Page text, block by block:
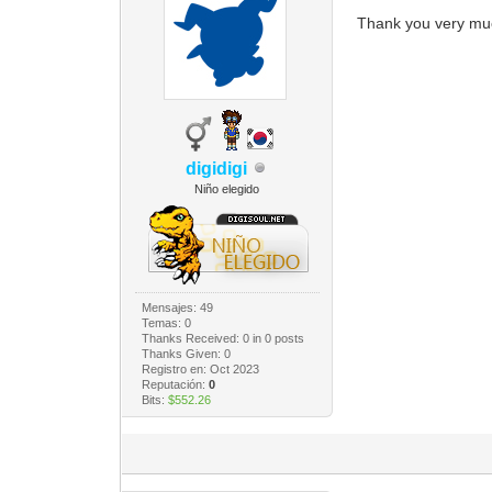
digidigi
Niño elegido
Mensajes: 49
Temas: 0
Thanks Received: 0in 0 posts
Thanks Given: 0
Registro en: Oct 2023
Reputación: 0
Bits: $552.26
Thank you very